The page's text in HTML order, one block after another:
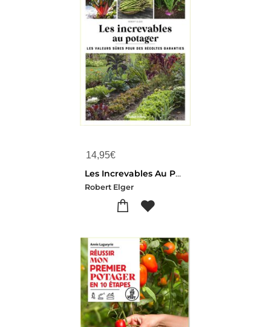
14,95€
Les Increvables Au Potager : Les Valeurs Sures Pour Des Recoltes Garanties
Robert Elger